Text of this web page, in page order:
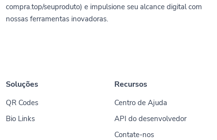
compra.top/seuproduto) e impulsione seu alcance digital com
nossas ferramentas inovadoras.
Soluções
QR Codes
Bio Links
Recursos
Centro de Ajuda
API do desenvolvedor
Contate-nos